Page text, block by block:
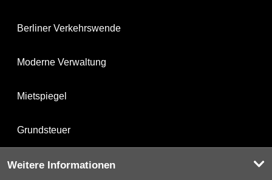
Berliner Verkehrswende
Moderne Verwaltung
Mietspiegel
Grundsteuer
Weitere Informationen